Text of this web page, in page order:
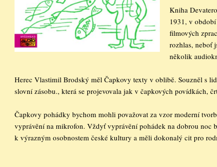
Kniha
1931, v
filmových
rozhlas, neboť
několik
Herec Vlastimil Brodský měl Čapkovy texty v oblibě. Souzněl s
slovní zásobu., která se projevovala jak v čapkových povídkách,
Čapkovy pohádky bychom mohli považovat za vzor moderní
vyprávění na mikrofon. Vždyť vyprávění pohádek na dobrou
k výrazným osobnostem české kultury a měli dokonalý cit pro